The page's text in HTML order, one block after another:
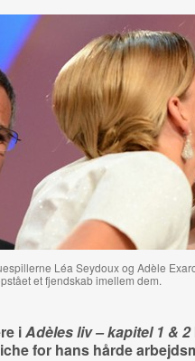
Léa Seydoux og Adèle
et fjendskab imellem dem.
iAdèles liv – kapitel 1 & 2
for hans hårde